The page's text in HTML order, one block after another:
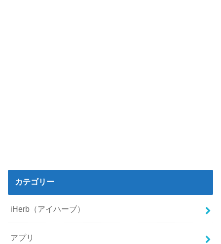
カテゴリー
iHerb（アイハーブ）
アプリ